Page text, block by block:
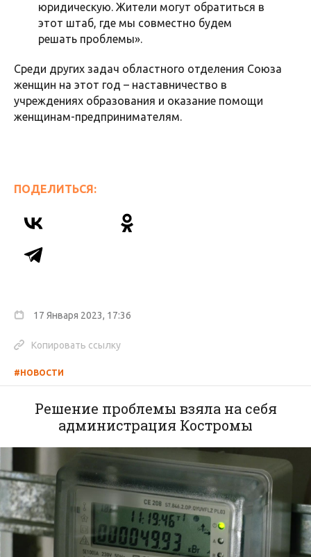
юридическую. Жители могут обратиться в
этот штаб, где мы совместно будем
решать проблемы».
Среди других задач областного отделения Союза
женщин на этот год – наставничество в
учреждениях образования и оказание помощи
женщинам-предпринимателям.
ПОДЕЛИТЬСЯ:
17 Января 2023, 17:36
Копировать ссылку
#НОВОСТИ
Решение проблемы взяла на себя
администрация Костромы